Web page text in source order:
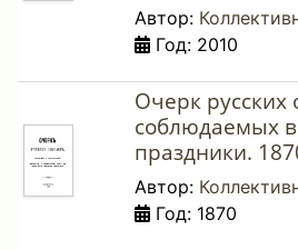
Автор:
Год: 2010
Очерк русских
соблюдаемых
праздники.
Автор:
Год: 1870